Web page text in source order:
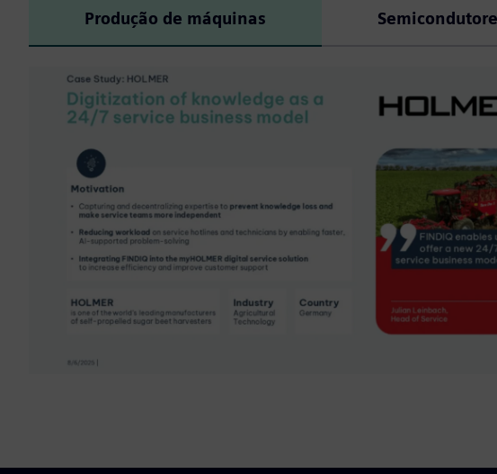
Produção de máquinas